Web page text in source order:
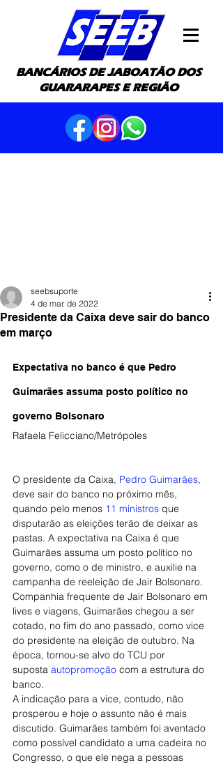
BANCÁRIOS DE JABOATÃO DOS
GUARARAPES E REGIÃO
Presidente da Caixa deve sair do banco
em março
seebsuporte
4 de mar. de 2022
Expectativa no banco é que Pedro
Guimarães assuma posto político no
governo Bolsonaro
Rafaela Felicciano/Metrópoles
O presidente da Caixa, Pedro Guimarães,
deve sair do banco no próximo mês,
quando pelo menos 11 ministros que
disputarão as eleições terão de deixar as
pastas. A expectativa na Caixa é que
Guimarães assuma um posto político no
governo, como o de ministro, e auxilie na
campanha de reeleição de Jair Bolsonaro.
Companhia frequente de Jair Bolsonaro em
lives e viagens, Guimarães chegou a ser
cotado, no fim do ano passado, como vice
do presidente na eleição de outubro. Na
época, tornou-se alvo do TCU por
suposta autopromoção com a estrutura do
banco.
A indicação para a vice, contudo, não
prosperou e hoje o assunto não é mais
discutido. Guimarães também foi aventado
como possível candidato a uma cadeira no
Congresso, o que ele nega a pessoas